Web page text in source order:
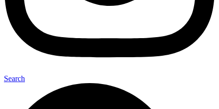
Search